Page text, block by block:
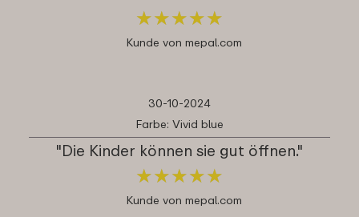
★★★★★
★★★★★
Kunde von mepal.com
30-10-2024
Farbe: Vivid blue
"Die Kinder können sie gut öffnen."
★★★★★
★★★★★
Kunde von mepal.com